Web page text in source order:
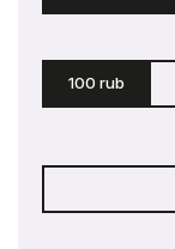
100 rub